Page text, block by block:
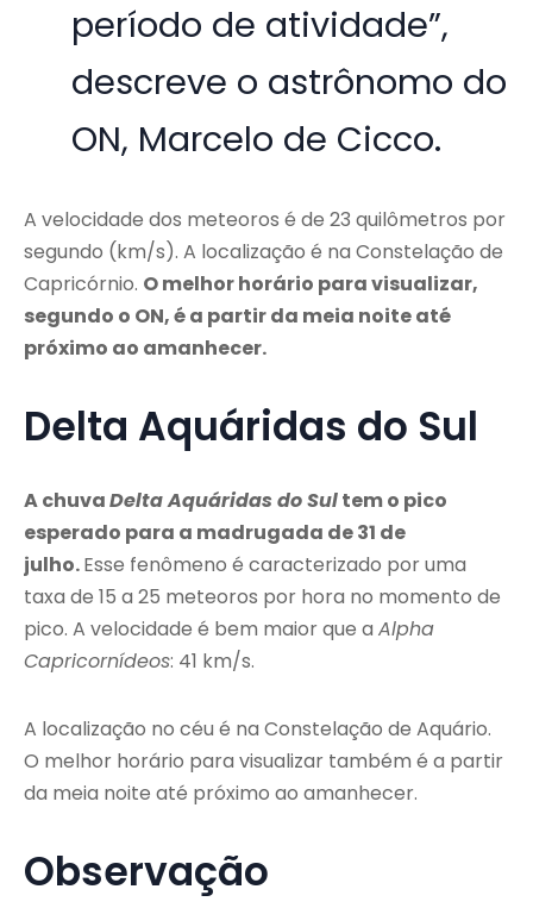
período de atividade”,
descreve o astrônomo do
ON, Marcelo de Cicco.
A velocidade dos meteoros é de 23 quilômetros por
segundo (km/s). A localização é na Constelação de
Capricórnio. O melhor horário para visualizar,
segundo o ON, é a partir da meia noite até
próximo ao amanhecer.
Delta Aquáridas do Sul
A chuvaDelta Aquáridas do Sultem o pico
esperado para a madrugada de 31 de
julho.Esse fenômeno é caracterizado por uma
taxa de 15 a 25 meteoros por hora no momento de
pico. A velocidade é bem maior que a Alpha
Capricornídeos: 41 km/s.
A localização no céu é na Constelação de Aquário.
O melhor horário para visualizar também é a partir
da meia noite até próximo ao amanhecer.
Observação